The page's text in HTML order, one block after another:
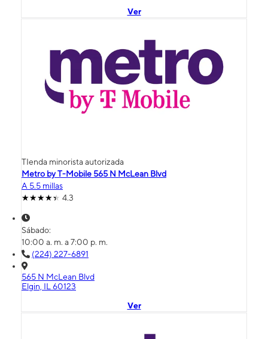
Ver
TIenda minorista autorizada
Metro by T-Mobile 565 N McLean Blvd
A 5.5 millas
4.3
Sábado:
10:00 a. m. a 7:00 p. m.
(224) 227-6891
565 N McLean Blvd
Elgin, IL 60123
Ver